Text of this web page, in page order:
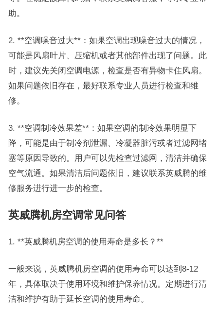
助。
2. **空调噪音过大**：如果空调出现噪音过大的情况，
可能是风扇叶片、压缩机或者其他部件出现了问题。此
时，建议先关闭空调电源，检查是否有异物卡住风扇。
如果问题依旧存在，最好联系专业人员进行检查和维
修。
3. **空调制冷效果差**：如果空调的制冷效果明显下
降，可能是由于制冷剂泄漏、冷凝器脏污或者过滤网堵
塞等原因导致的。用户可以先检查过滤网，清洁并确保
空气流通。如果清洁后问题依旧，建议联系英威腾的维
修服务进行进一步的检查。
英威腾机房空调常见问答
1. **英威腾机房空调的使用寿命是多长？**
一般来说，英威腾机房空调的使用寿命可以达到8-12
年，具体取决于使用环境和维护保养情况。定期进行清
洁和维护有助于延长空调的使用寿命。